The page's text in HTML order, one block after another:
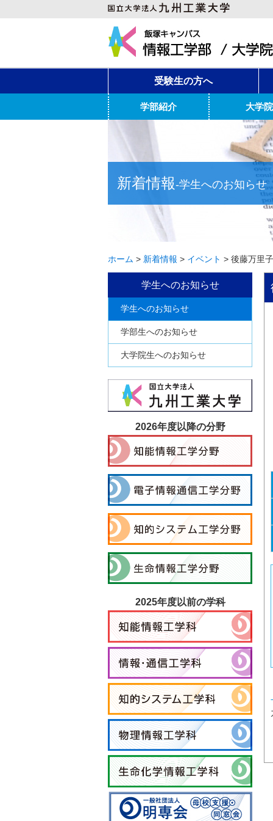
受験生の方へ
学部紹介 大学院
新着情報-学生へのお知らせ
ホーム > 新着情報 > イベント > 後藤万里
学生へのお知らせ
学生へのお知らせ
学部生へのお知らせ
大学院生へのお知らせ
2026年度以降の分野
2025年度以前の学科